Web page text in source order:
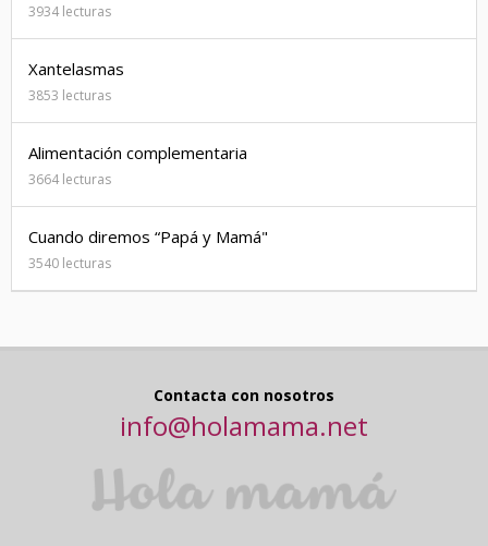
3934 lecturas
Xantelasmas
3853 lecturas
Alimentación complementaria
3664 lecturas
Cuando diremos “Papá y Mamá"
3540 lecturas
Contacta con nosotros
info@holamama.net